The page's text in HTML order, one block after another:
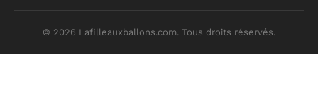
© 2026 Lafilleauxballons.com. Tous droits réservés.